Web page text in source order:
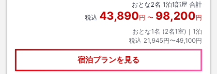
おとな2名 1泊1部屋 合計
税込 43,890円 〜 98,200円
おとな1名 (2名1室)｜ 1泊
税込 21,945円〜49,100円
宿泊プランを見る